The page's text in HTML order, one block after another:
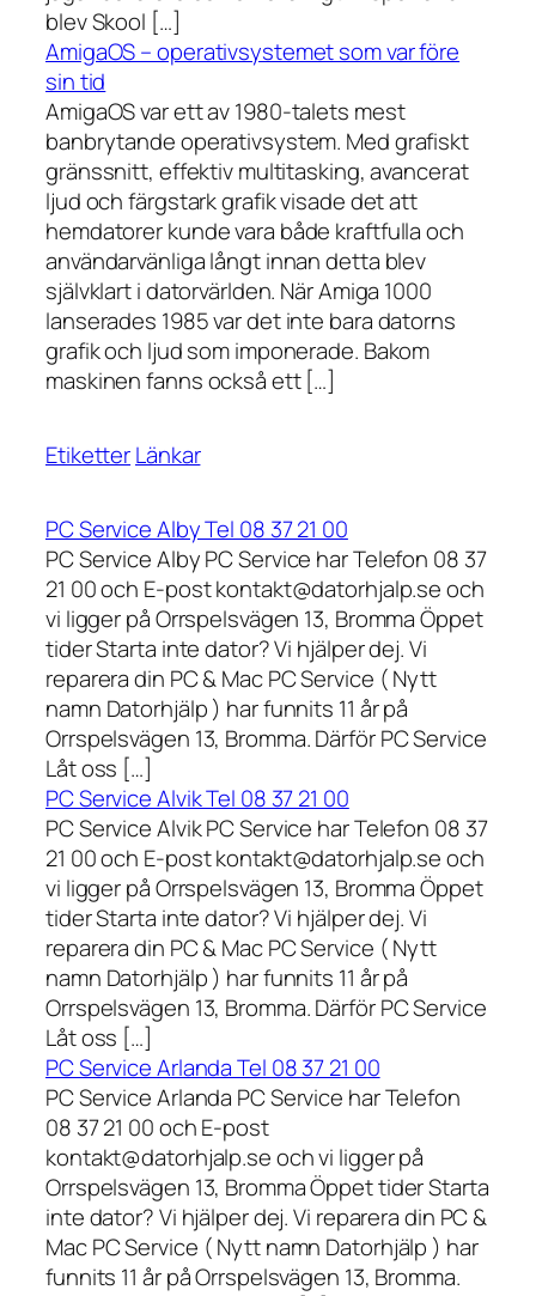
blev Skool […]
AmigaOS – operativsystemet som var före
sin tid
AmigaOS var ett av 1980-talets mest
banbrytande operativsystem. Med grafiskt
gränssnitt, effektiv multitasking, avancerat
ljud och färgstark grafik visade det att
hemdatorer kunde vara både kraftfulla och
användarvänliga långt innan detta blev
självklart i datorvärlden. När Amiga 1000
lanserades 1985 var det inte bara datorns
grafik och ljud som imponerade. Bakom
maskinen fanns också ett […]
EtiketterLänkar
PC Service Alby Tel 08 37 21 00
PC Service Alby PC Service har Telefon 08 37
21 00 och E-post kontakt@datorhjalp.se och
vi ligger på Orrspelsvägen 13, Bromma Öppet
tider Starta inte dator? Vi hjälper dej. Vi
reparera din PC & Mac PC Service ( Nytt
namn Datorhjälp ) har funnits 11 år på
Orrspelsvägen 13, Bromma. Därför PC Service
Låt oss […]
PC Service Alvik Tel 08 37 21 00
PC Service Alvik PC Service har Telefon 08 37
21 00 och E-post kontakt@datorhjalp.se och
vi ligger på Orrspelsvägen 13, Bromma Öppet
tider Starta inte dator? Vi hjälper dej. Vi
reparera din PC & Mac PC Service ( Nytt
namn Datorhjälp ) har funnits 11 år på
Orrspelsvägen 13, Bromma. Därför PC Service
Låt oss […]
PC Service Arlanda Tel 08 37 21 00
PC Service Arlanda PC Service har Telefon
08 37 21 00 och E-post
kontakt@datorhjalp.se och vi ligger på
Orrspelsvägen 13, Bromma Öppet tider Starta
inte dator? Vi hjälper dej. Vi reparera din PC &
Mac PC Service ( Nytt namn Datorhjälp ) har
funnits 11 år på Orrspelsvägen 13, Bromma.